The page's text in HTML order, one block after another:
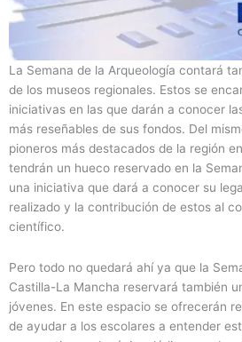
La Semana de la Arqueología contará
de los museos regionales. Estos se
iniciativas en las que darán a conocer
más reseñables de sus fondos. Del
pioneros más destacados de la región
tendrán un hueco reservado en la
una iniciativa que dará a conocer su
realizado y la contribución de estos al
científico.
Pero todo no quedará ahí ya que la
Castilla-La Mancha reservará también
jóvenes. En este espacio se ofrecerán
de ayudar a los escolares a entender